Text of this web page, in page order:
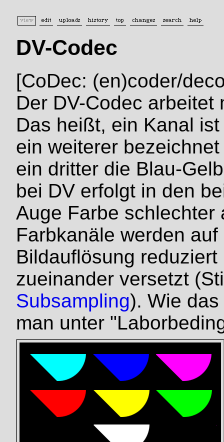
DV-Codec
[CoDec: (en)coder/
Der DV-Codec arbeitet
Das heißt, ein Kanal
ein weiterer
ein dritter die Blau-
bei DV erfolgt in den
Auge Farbe schlechter
Farbkanäle werden
Bildauflösung
zueinander versetzt
Subsampling). Wie
man unter